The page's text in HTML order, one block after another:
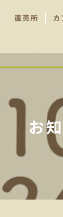
直売所 カ
お